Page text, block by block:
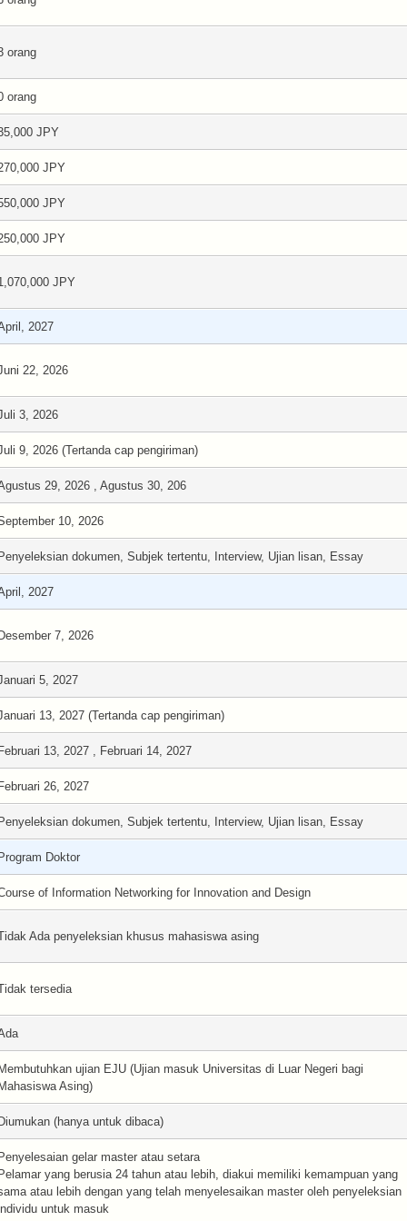
orang
orang
JPY
JPY
JPY
JPY
JPY
2027
22, 2026
3, 2026
9, 2026 (Tertanda cap pengiriman)
29, 2026 , Agustus 30, 206
10, 2026
dokumen, Subjek tertentu, Interview, Ujian lisan, Essay
2027
7, 2026
5, 2027
13, 2027 (Tertanda cap pengiriman)
13, 2027 , Februari 14, 2027
26, 2027
dokumen, Subjek tertentu, Interview, Ujian lisan, Essay
Doktor
of Information Networking for Innovation and Design
Ada penyeleksian khusus mahasiswa asing
tersedia
ujian EJU (Ujian masuk Universitas di Luar Negeri bagi
Asing)
(hanya untuk dibaca)
gelar master atau setara
yang berusia 24 tahun atau lebih, diakui memiliki kemampuan yang
atau lebih dengan yang telah menyelesaikan master oleh penyeleksian
untuk masuk